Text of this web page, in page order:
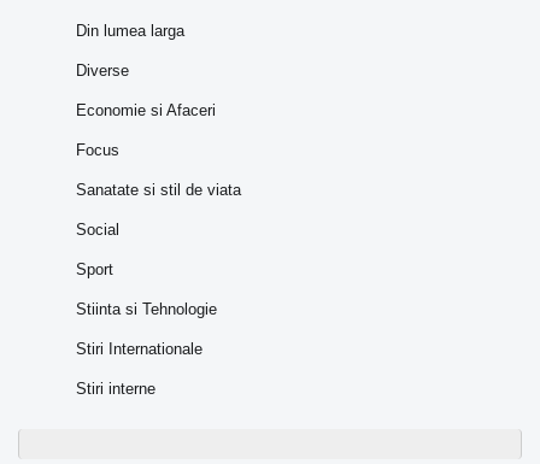
Din lumea larga
Diverse
Economie si Afaceri
Focus
Sanatate si stil de viata
Social
Sport
Stiinta si Tehnologie
Stiri Internationale
Stiri interne